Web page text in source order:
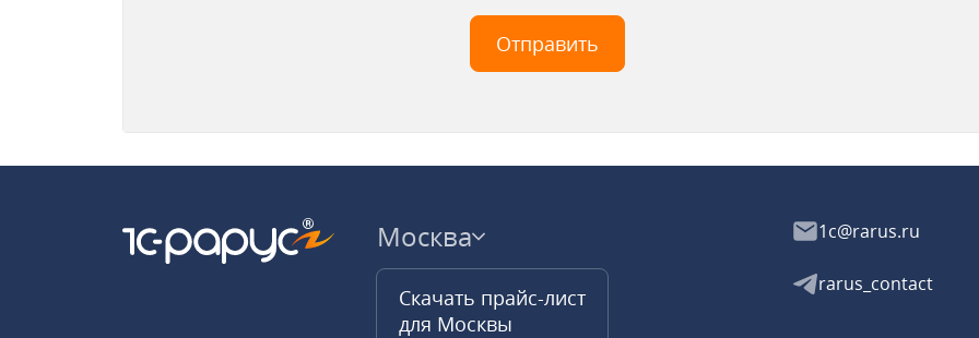
Москва
Скачать прайс-лист
для Москвы
1c@rarus.ru
rarus_contact